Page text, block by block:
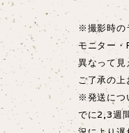
※撮影時の
モニター
異なって見
ご了承の上
※発送につ
でに2,3週